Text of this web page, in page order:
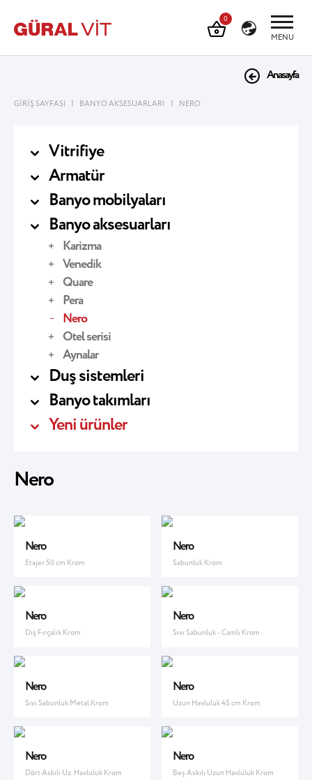
MENU
0
GİRİŞ SAYFASI | BANYO AKSESUARLARI | NERO
Anasayfa
Vitrifiye
Armatür
Banyo mobilyaları
Banyo aksesuarları
Karizma
Venedik
Quare
Pera
Nero
Otel serisi
Aynalar
Duş sistemleri
Banyo takımları
Yeni ürünler
Nero
Nero
Etajer 50 cm Krom
Nero
Sabunluk Krom
Nero
Diş Fırçalık Krom
Nero
Sıvı Sabunluk - Camlı Krom
Nero
Sıvı Sabunluk Metal Krom
Nero
Uzun Havluluk 45 cm Krom
Nero
Dört Askılı Uz. Havluluk Krom
Nero
Beş Askılı Uzun Havluluk Krom